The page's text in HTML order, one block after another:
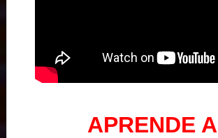
APRENDE